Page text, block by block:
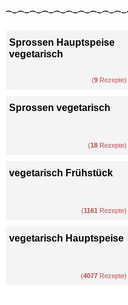
Sprossen Hauptspeise
vegetarisch
(9 Rezepte)
Sprossen vegetarisch
(18 Rezepte)
vegetarisch Frühstück
(1161 Rezepte)
vegetarisch Hauptspeise
(4077 Rezepte)